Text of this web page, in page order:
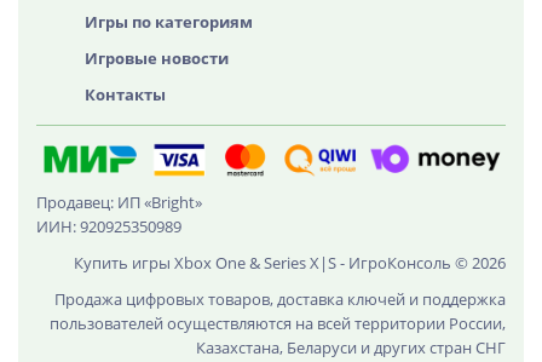
Игры по категориям
Игровые новости
Контакты
Продавец: ИП «Bright»
ИИН: 920925350989
Купить игры Xbox One & Series X|S - ИгроКонсоль © 2026
Продажа цифровых товаров, доставка ключей и поддержка
пользователей осуществляются на всей территории России,
Казахстана, Беларуси и других стран СНГ